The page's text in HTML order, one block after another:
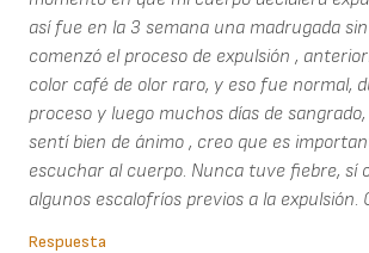
así fue en la 3 semana una madrugada
comenzó el proceso de expulsión ,
color café de olor raro, y eso fue normal,
proceso y luego muchos días de
sentí bien de ánimo , creo que es
escuchar al cuerpo. Nunca tuve fiebre, sí
algunos escalofríos previos a la expulsión.
Respuesta